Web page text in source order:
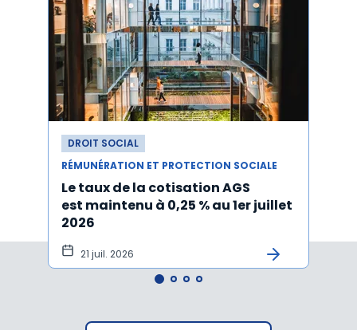
DROIT SOCIAL
RÉMUNÉRATION ET PROTECTION SOCIALE
Le taux de la cotisation AGS
est maintenu à 0,25 % au 1er juillet
2026
21 juil. 2026